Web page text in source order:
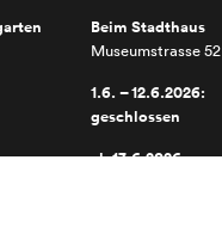
Beim Stadthaus
Museumstrasse 52
1.6. – 12.6.2026:
geschlossen
ab 13.6.2026: